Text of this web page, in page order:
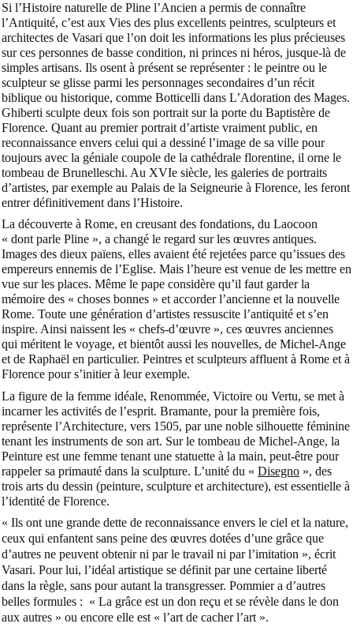
Si l’Histoire naturelle de Pline l’Ancien a permis de connaître
l’Antiquité, c’est aux Vies des plus excellents peintres, sculpteurs et
architectes de Vasari que l’on doit les informations les plus précieuses
sur ces personnes de basse condition, ni princes ni héros, jusque-là de
simples artisans. Ils osent à présent se représenter : le peintre ou le
sculpteur se glisse parmi les personnages secondaires d’un récit
biblique ou historique, comme Botticelli dans L’Adoration des Mages.
Ghiberti sculpte deux fois son portrait sur la porte du Baptistère de
Florence. Quant au premier portrait d’artiste vraiment public, en
reconnaissance envers celui qui a dessiné l’image de sa ville pour
toujours avec la géniale coupole de la cathédrale florentine, il orne le
tombeau de Brunelleschi. Au XVIe siècle, les galeries de portraits
d’artistes, par exemple au Palais de la Seigneurie à Florence, les feront
entrer définitivement dans l’Histoire.
La découverte à Rome, en creusant des fondations, du Laocoon
« dont parle Pline », a changé le regard sur les œuvres antiques.
Images des dieux païens, elles avaient été rejetées parce qu’issues des
empereurs ennemis de l’Eglise. Mais l’heure est venue de les mettre en
vue sur les places. Même le pape considère qu’il faut garder la
mémoire des « choses bonnes » et accorder l’ancienne et la nouvelle
Rome. Toute une génération d’artistes ressuscite l’antiquité et s’en
inspire. Ainsi naissent les « chefs-d’œuvre », ces œuvres anciennes
qui méritent le voyage, et bientôt aussi les nouvelles, de Michel-Ange
et de Raphaël en particulier. Peintres et sculpteurs affluent à Rome et à
Florence pour s’initier à leur exemple.
La figure de la femme idéale, Renommée, Victoire ou Vertu, se met à
incarner les activités de l’esprit. Bramante, pour la première fois,
représente l’Architecture, vers 1505, par une noble silhouette féminine
tenant les instruments de son art. Sur le tombeau de Michel-Ange, la
Peinture est une femme tenant une statuette à la main, peut-être pour
rappeler sa primauté dans la sculpture. L’unité du « Disegno », des
trois arts du dessin (peinture, sculpture et architecture), est essentielle à
l’identité de Florence.
« Ils ont une grande dette de reconnaissance envers le ciel et la nature,
ceux qui enfantent sans peine des œuvres dotées d’une grâce que
d’autres ne peuvent obtenir ni par le travail ni par l’imitation », écrit
Vasari. Pour lui, l’idéal artistique se définit par une certaine liberté
dans la règle, sans pour autant la transgresser. Pommier a d’autres
belles formules : « La grâce est un don reçu et se révèle dans le don
aux autres » ou encore elle est « l’art de cacher l’art ».